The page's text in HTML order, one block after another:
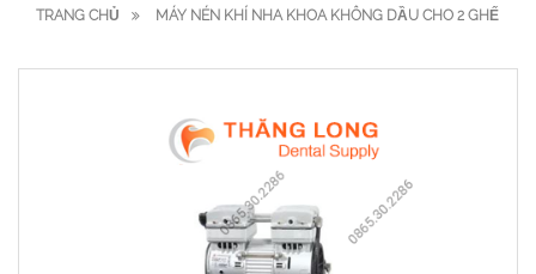
TRANG CHỦ MÁY NÉN KHÍ NHA KHOA KHÔNG DẦU CHO 2 GHẾ